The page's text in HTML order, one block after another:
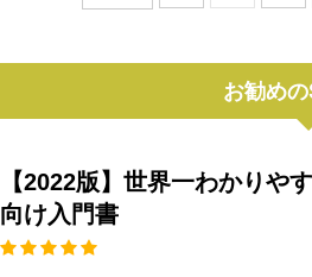
お勧め
【2022版】世界一わかり
向け入門書